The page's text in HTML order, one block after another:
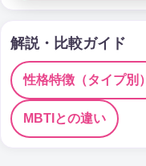
解説・比較ガイド
性格特徴（タイプ別）
MBTIとの違い